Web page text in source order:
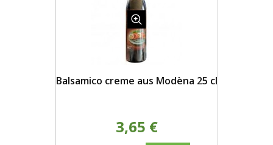
Balsamico creme aus Modèna 25 cl
3,65 €